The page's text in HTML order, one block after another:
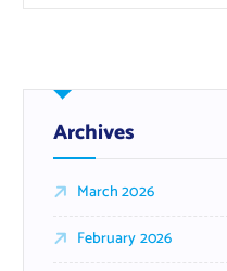
Archives
March 2026
February 2026